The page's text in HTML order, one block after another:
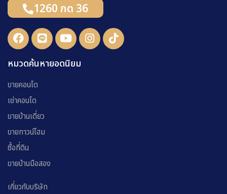
1260 กด 36
หมวดค้นหายอดนิยม
ขายคอนโด
เช่าคอนโด
ขายบ้านเดี่ยว
ขายทาวน์โฮม
ซื้อที่ดิน
ขายบ้านมือสอง
เกี่ยวกับบริษัท